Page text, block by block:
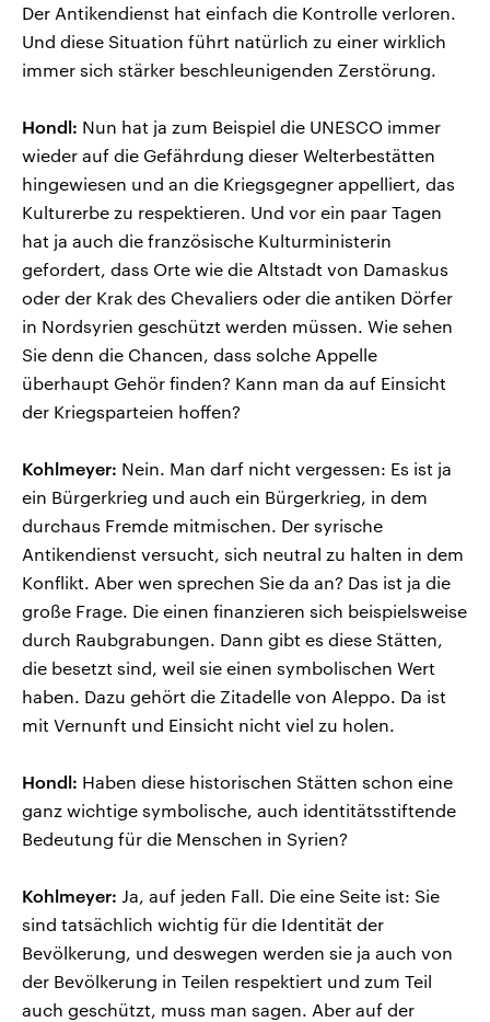
Der Antikendienst hat einfach die Kontrolle verloren.
Und diese Situation führt natürlich zu einer wirklich
immer sich stärker beschleunigenden Zerstörung.
Hondl: Nun hat ja zum Beispiel die UNESCO immer
wieder auf die Gefährdung dieser Welterbestätten
hingewiesen und an die Kriegsgegner appelliert, das
Kulturerbe zu respektieren. Und vor ein paar Tagen
hat ja auch die französische Kulturministerin
gefordert, dass Orte wie die Altstadt von Damaskus
oder der Krak des Chevaliers oder die antiken Dörfer
in Nordsyrien geschützt werden müssen. Wie sehen
Sie denn die Chancen, dass solche Appelle
überhaupt Gehör finden? Kann man da auf Einsicht
der Kriegsparteien hoffen?
Kohlmeyer: Nein. Man darf nicht vergessen: Es ist ja
ein Bürgerkrieg und auch ein Bürgerkrieg, in dem
durchaus Fremde mitmischen. Der syrische
Antikendienst versucht, sich neutral zu halten in dem
Konflikt. Aber wen sprechen Sie da an? Das ist ja die
große Frage. Die einen finanzieren sich beispielsweise
durch Raubgrabungen. Dann gibt es diese Stätten,
die besetzt sind, weil sie einen symbolischen Wert
haben. Dazu gehört die Zitadelle von Aleppo. Da ist
mit Vernunft und Einsicht nicht viel zu holen.
Hondl: Haben diese historischen Stätten schon eine
ganz wichtige symbolische, auch identitätsstiftende
Bedeutung für die Menschen in Syrien?
Kohlmeyer: Ja, auf jeden Fall. Die eine Seite ist: Sie
sind tatsächlich wichtig für die Identität der
Bevölkerung, und deswegen werden sie ja auch von
der Bevölkerung in Teilen respektiert und zum Teil
auch geschützt, muss man sagen. Aber auf der